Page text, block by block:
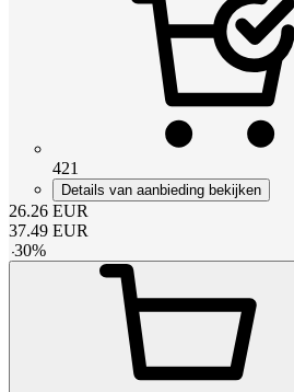
421
Details van aanbieding bekijken
26.26 EUR
37.49 EUR
-30%